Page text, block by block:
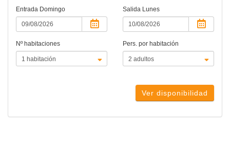
Entrada Domingo Salida Lunes
Nº habitaciones Pers. por habitación
Ver disponibilidad